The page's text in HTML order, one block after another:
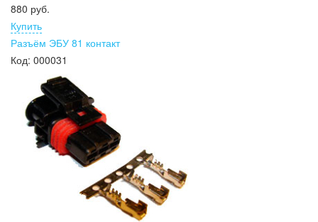
880 руб.
Купить
Разъём ЭБУ 81 контакт
Код: 000031